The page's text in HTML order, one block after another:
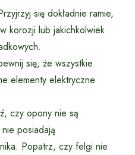
się dokładnie ramie,
korozji lub jakichkolwiek
się, że wszystkie
elementy elektryczne
czy opony nie są
posiadają
Popatrz, czy felgi nie